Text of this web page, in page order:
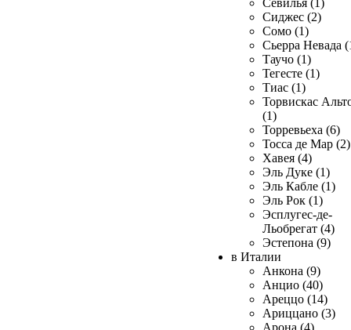
Севилья (1)
Сиджес (2)
Сомо (1)
Сьерра Невада
Таучо (1)
Тегесте (1)
Тиас (1)
Торвискас
(1)
Торревьеха (6)
Тосса де Мар (2)
Хавея (4)
Эль Дуке (1)
Эль Кабле (1)
Эль Рок (1)
Эсплугес-де-
Льобрегат (4)
Эстепона (9)
в Италии
Анкона (9)
Анцио (40)
Ареццо (14)
Ариццано (3)
Арона (4)